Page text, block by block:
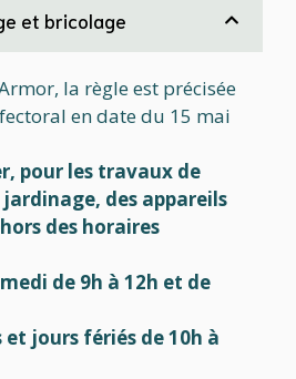
et bricolage
la règle est précisée
en date du 15 mai
pour les travaux de
des appareils
des horaires
de 9h à 12h et de
et jours fériés de 10h à